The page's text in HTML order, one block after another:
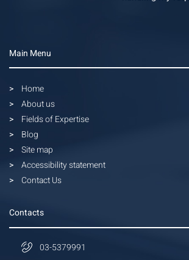
Main Menu
Home
About us
Fields of Expertise
Blog
Site map
Accessibility statement
Contact Us
Contacts
03-5379991